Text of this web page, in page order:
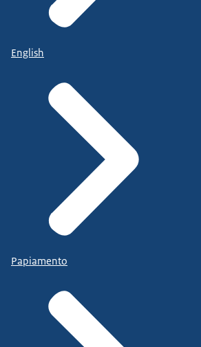
English
Papiamento